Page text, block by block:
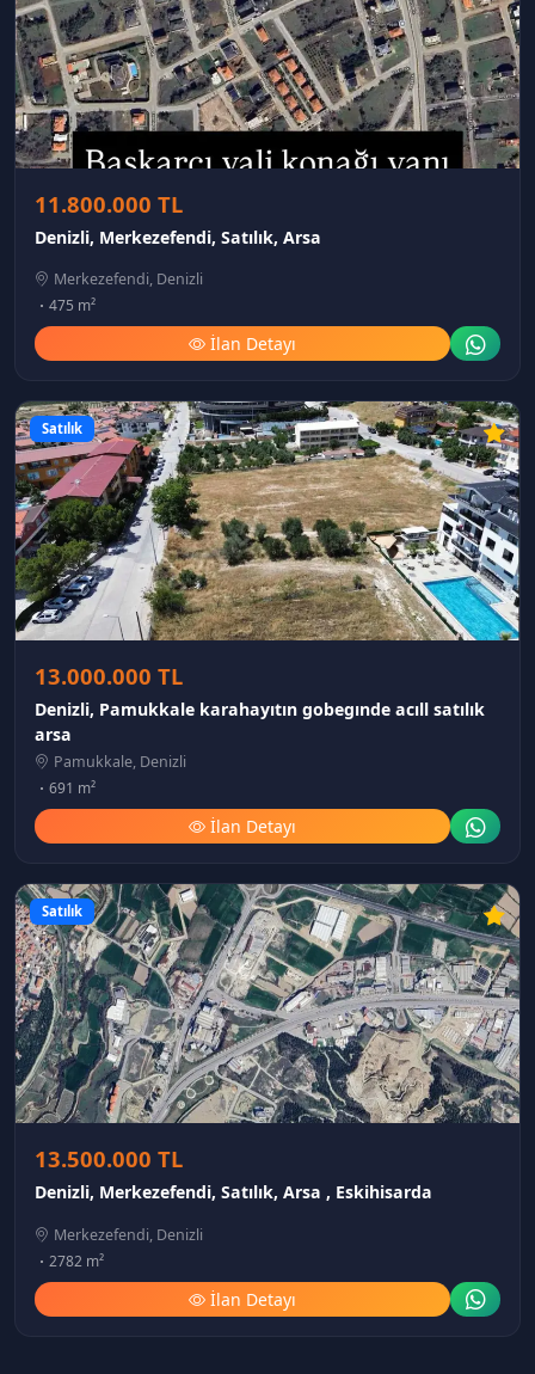
11.800.000 TL
Denizli, Merkezefendi, Satılık, Arsa
Merkezefendi, Denizli
475 m²
İlan Detayı
Satılık
13.000.000 TL
Denizli, Pamukkale karahayıtın gobegınde acıll satılık
arsa
Pamukkale, Denizli
691 m²
İlan Detayı
Satılık
13.500.000 TL
Denizli, Merkezefendi, Satılık, Arsa , Eskihisarda
Merkezefendi, Denizli
2782 m²
İlan Detayı